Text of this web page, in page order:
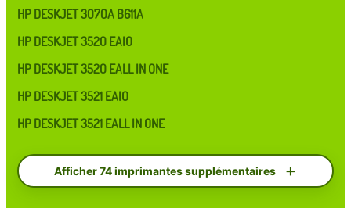
HP DESKJET 3070A B611A
HP DESKJET 3520 EAIO
HP DESKJET 3520 EALL IN ONE
HP DESKJET 3521 EAIO
HP DESKJET 3521 EALL IN ONE
Afficher 74 imprimantes supplémentaires